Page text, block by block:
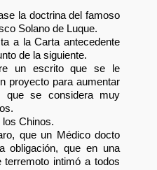
la doctrina del famoso
Solano de Luque.
a la Carta antecedente
de la siguiente.
un escrito que se le
proyecto para aumentar
que se considera muy
los Chinos.
que un Médico docto
obligación, que en una
intimó a todos